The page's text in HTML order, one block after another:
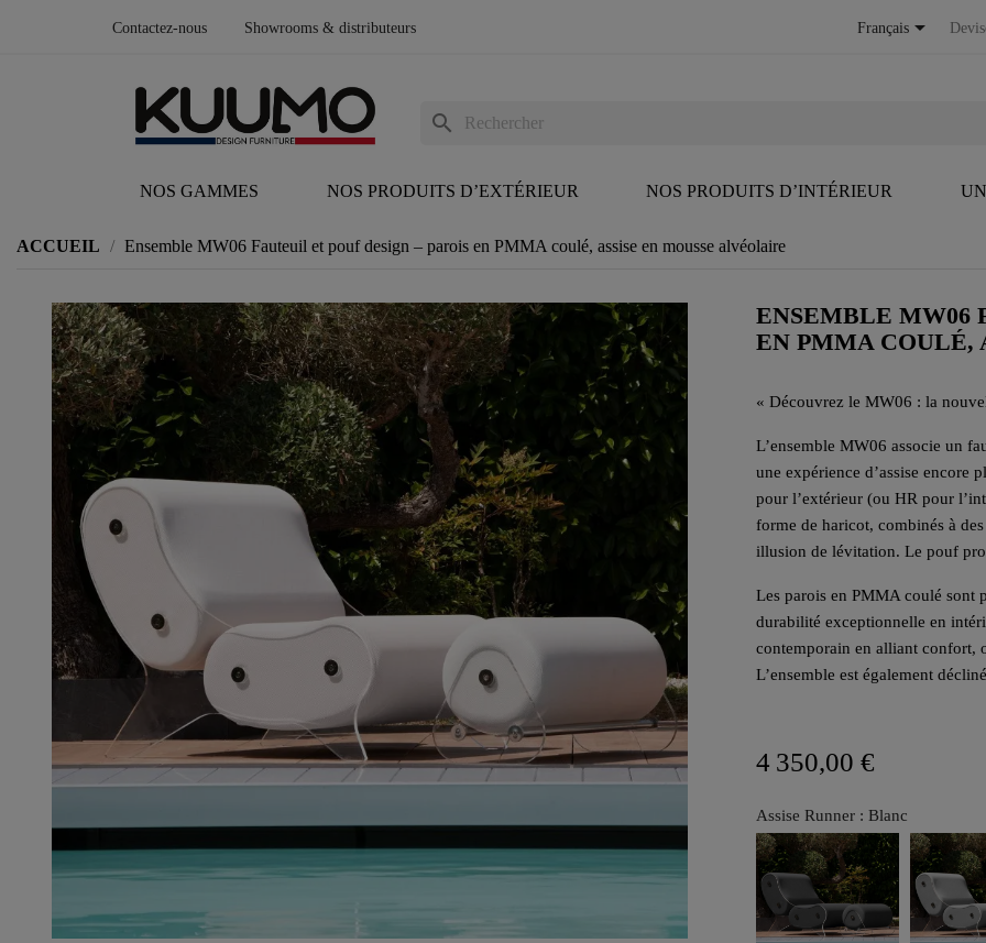
Contactez-nous Showrooms & distributeurs Français
NOS GAMMES NOS PRODUITS D’EXTÉRIEUR NOS PRODUITS D’INTÉRIEUR
search
ACCUEIL Ensemble MW06 Fauteuil et pouf design – parois en PMMA coulé, assise en mousse alvéolaire
ENSEMBLE MW06
EN PMMA COULÉ,
« Découvrez le MW06 : la
L’ensemble MW06 associe un
une expérience d’assise encore
pour l’extérieur (ou HR pour
forme de haricot, combinés à
illusion de lévitation. Le pouf
Les parois en PMMA coulé sont
durabilité exceptionnelle en
contemporain en alliant confort,
L’ensemble est également
4 350,00 €
Assise Runner : Blanc